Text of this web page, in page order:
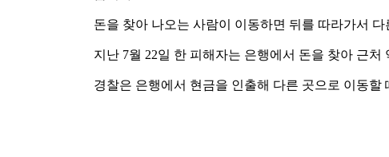
돈을 찾아 나오는 사람이 이동하면 뒤를 따라가서
지난 7월 22일 한 피해자는 은행에서 돈을 찾아 근처
경찰은 은행에서 현금을 인출해 다른 곳으로 이동